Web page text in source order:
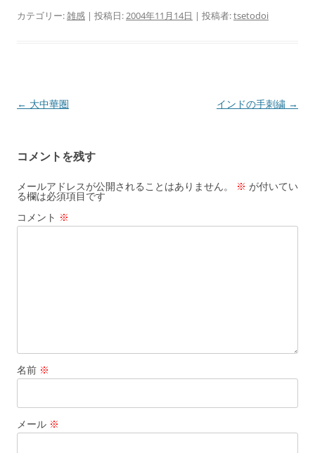
カテゴリー:雑感 | 投稿日:2004年11月14日 | 投稿者:tsetodoi
投
ビ
ゲ
ー
シ
← 大中華圏 インドの手刺繍 →
コメントを残す
メールアドレスが公開されることはありません。 ※ が付いてい
る欄は必須項目です
コメント ※
名前 ※
メール ※